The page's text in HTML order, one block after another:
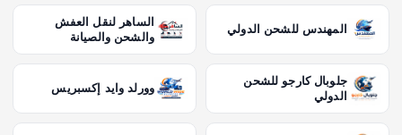
المهندس للشحن الدولي
الساهر لنقل العفش
والشحن والصيانة
جلوبال كارجو للشحن
الدولي
وورلد وايد إكسبريس